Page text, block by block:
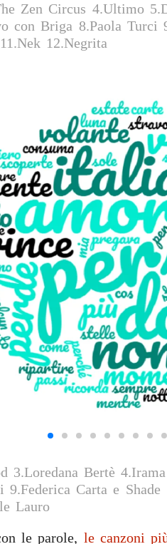
Zen Circus 4.Ultimo
con Briga 8.Paola
12.Negrita
3.Loredana Bertè
9.Federica Carta e Shade
Lauro
le parole, le canzoni